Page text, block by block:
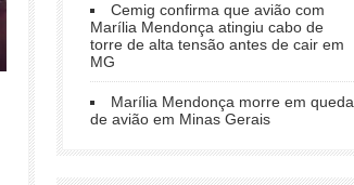
Cemig confirma que avião com
Marília Mendonça atingiu cabo de
torre de alta tensão antes de cair em
MG
Marília Mendonça morre em queda
de avião em Minas Gerais